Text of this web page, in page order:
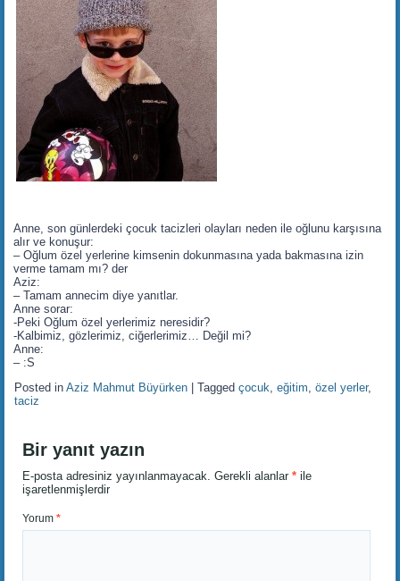
Anne, son günlerdeki çocuk tacizleri olayları neden ile oğlunu karşısına
alır ve konuşur:
– Oğlum özel yerlerine kimsenin dokunmasına yada bakmasına izin
verme tamam mı? der
Aziz:
– Tamam annecim diye yanıtlar.
Anne sorar:
-Peki Oğlum özel yerlerimiz neresidir?
-Kalbimiz, gözlerimiz, ciğerlerimiz… Değil mi?
Anne:
– :S
Posted in Aziz Mahmut Büyürken |Tagged çocuk,eğitim,özel yerler,
taciz
Bir yanıt yazın
E-posta adresiniz yayınlanmayacak. Gerekli alanlar* ile
işaretlenmişlerdir
Yorum*